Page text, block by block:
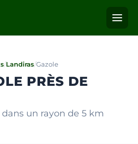
/Landiras/Gazole
PRÈS DE
un rayon de 5 km